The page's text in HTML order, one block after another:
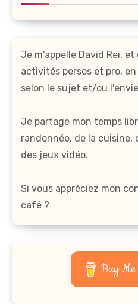
Je m'appelle David Rei,
activités persos et pro,
selon le sujet et/ou
Je partage mon temps
randonnée, de la cuisine,
des jeux vidéo.
Si vous appréciez mon
café ?
Buy Me